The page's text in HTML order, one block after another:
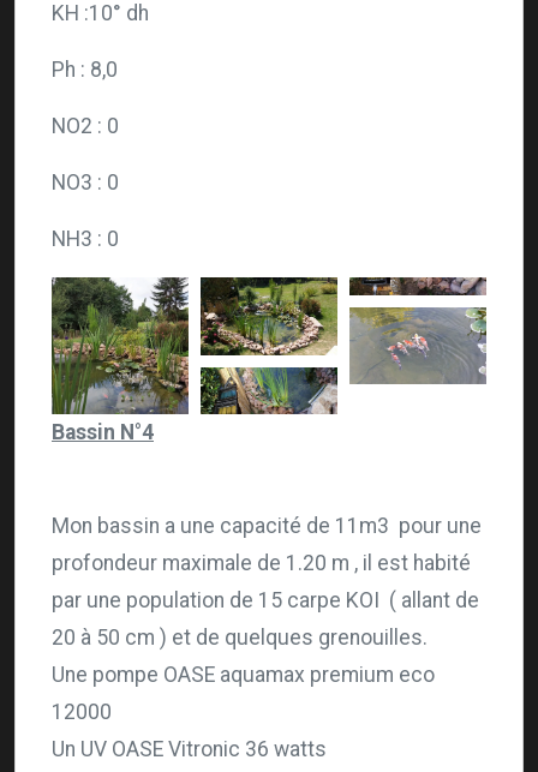
KH :10° dh
Ph : 8,0
NO2 : 0
NO3 : 0
NH3 : 0
Bassin N°4
Mon bassin a une capacité de 11m3 pour une
profondeur maximale de 1.20 m , il est habité
par une population de 15 carpe KOI ( allant de
20 à 50 cm ) et de quelques grenouilles.
Une pompe OASE aquamax premium eco
12000
Un UV OASE Vitronic 36 watts